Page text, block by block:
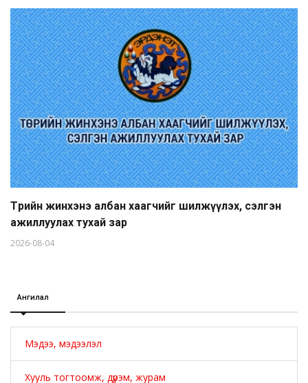
Төрийн жинхэнэ албан хаагчийг шилжүүлэх, сэлгэн
ажиллуулах тухай зар
2026-08-04
Ангилал
Мэдээ, мэдээлэл
Хууль тогтоомж, дүрэм, журам